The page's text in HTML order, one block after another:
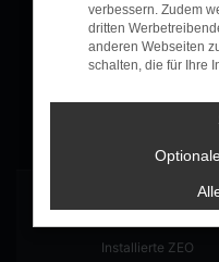
ZUR
8.300+
Installierte ZEO
verbessern. Zudem
dritten
anderen Webseiten
schalten, die für Ihre